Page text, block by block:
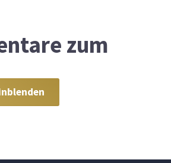
zum